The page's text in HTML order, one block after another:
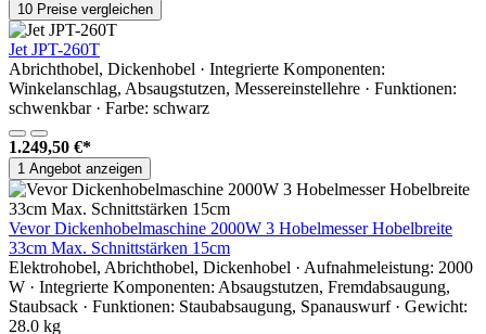
10 Preise vergleichen
Jet JPT-260T
Abrichthobel, Dickenhobel · Integrierte Komponenten:
Winkelanschlag, Absaugstutzen, Messereinstellehre · Funktionen:
schwenkbar · Farbe: schwarz
1.249,50 €*
1 Angebot anzeigen
Vevor Dickenhobelmaschine 2000W 3 Hobelmesser Hobelbreite
33cm Max. Schnittstärken 15cm
Elektrohobel, Abrichthobel, Dickenhobel · Aufnahmeleistung: 2000
W · Integrierte Komponenten: Absaugstutzen, Fremdabsaugung,
Staubsack · Funktionen: Staubabsaugung, Spanauswurf · Gewicht:
28.0 kg